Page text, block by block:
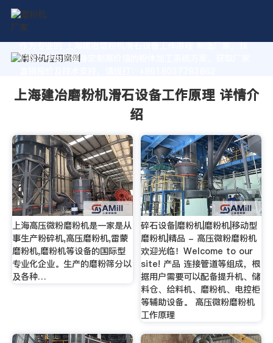
作为专业的 上海建冶磨粉机滑石设备工作原理 制造厂家，我
们致力于为您量身定制高价值的粉体加工系统方案。获取厂家
上海建冶磨粉机滑石设备工作原理 详情介
绍
上海高压微粉磨粉机是一家是从
事生产粉碎机,高压磨粉机,雷蒙
磨粉机,磨粉机等设备的国际型
专业化企业。生产的磨粉筛分以
及各种…
碎石设备|磨粉机|磨粉机|移动型
磨粉机|精品 - 高压微粉磨粉机
欢迎光临！Welcome to our
site! 产品 连接管道等组成，根
据用户需要可以配备提升机、储
料仓、给料机、磨粉机、电控柜
等辅助设备。 高压微粉磨粉机
工作原理